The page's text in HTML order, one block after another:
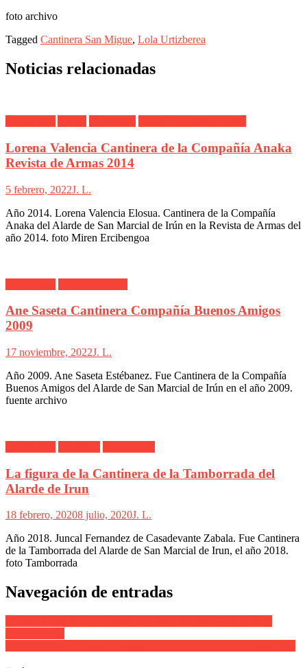
foto archivo
Tagged Cantinera San Migue, Lola Urtizberea
Noticias relacionadas
Lorena Valencia Cantinera de la Compañía Anaka
Revista de Armas 2014
5 febrero, 2022J. L.
Año 2014. Lorena Valencia Elosua. Cantinera de la Compañía
Anaka del Alarde de San Marcial de Irún en la Revista de Armas del
año 2014. foto Miren Ercibengoa
Ane Saseta Cantinera Compañía Buenos Amigos
2009
17 noviembre, 2022J. L.
Año 2009. Ane Saseta Estébanez. Fue Cantinera de la Compañía
Buenos Amigos del Alarde de San Marcial de Irún en el año 2009.
fuente archivo
La figura de la Cantinera de la Tamborrada del
Alarde de Irun
18 febrero, 20208 julio, 2020J. L.
Año 2018. Juncal Fernandez de Casadevante Zabala. Fue Cantinera
de la Tamborrada del Alarde de San Marcial de Irun, el año 2018.
foto Tamborrada
Navegación de entradas